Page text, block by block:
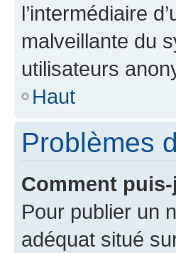
l’intermédiaire
malveillante du
utilisateurs
Haut
Problèmes
Comment
Pour publier un
adéquat situé